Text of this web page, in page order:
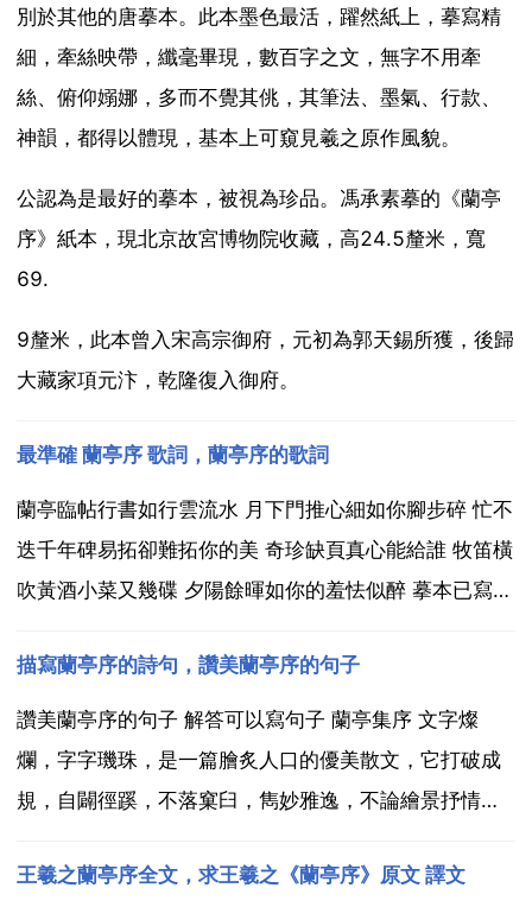
別於其他的唐摹本。此本墨色最活，躍然紙上，摹寫精
細，牽絲映帶，纖毫畢現，數百字之文，無字不用牽
絲、俯仰嫋娜，多而不覺其佻，其筆法、墨氣、行款、
神韻，都得以體現，基本上可窺見羲之原作風貌。
公認為是最好的摹本，被視為珍品。馮承素摹的《蘭亭
序》紙本，現北京故宮博物院收藏，高24.5釐米，寬
69.
9釐米，此本曾入宋高宗御府，元初為郭天錫所獲，後歸
大藏家項元汴，乾隆復入御府。
最準確 蘭亭序 歌詞，蘭亭序的歌詞
蘭亭臨帖行書如行雲流水 月下門推心細如你腳步碎 忙不
迭千年碑易拓卻難拓你的美 奇珍缺頁真心能給誰 牧笛橫
吹黃酒小菜又幾碟 夕陽餘暉如你的羞怯似醉 摹本已寫而
題序等你回 宣筆一撅那案邊浪千疊 情字何解怎落筆都不
對 而我獨缺你一生的瞭解 rap 霧渙風...
描寫蘭亭序的詩句，讚美蘭亭序的句子
讚美蘭亭序的句子 解答可以寫句子 蘭亭集序 文字燦
爛，字字璣珠，是一篇膾炙人口的優美散文，它打破成
規，自闢徑蹊，不落窠臼，雋妙雅逸，不論繪景抒情，
臨 蘭亭序 一盞清茶漫品時，案頭閒誦暮春詞。神遊高古
王羲之蘭亭序全文，求王羲之《蘭亭序》原文 譯文